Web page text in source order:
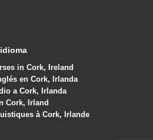
in Cork, Ireland
en Cork, Irlanda
a Cork, Irlanda
Cork, Irland
à Cork, Irlande